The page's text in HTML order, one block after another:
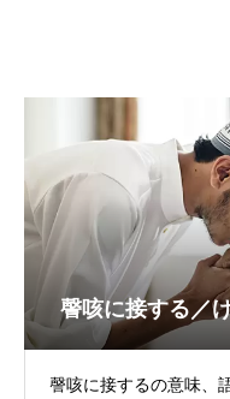
謦咳に接する／
謦咳に接するの意味、